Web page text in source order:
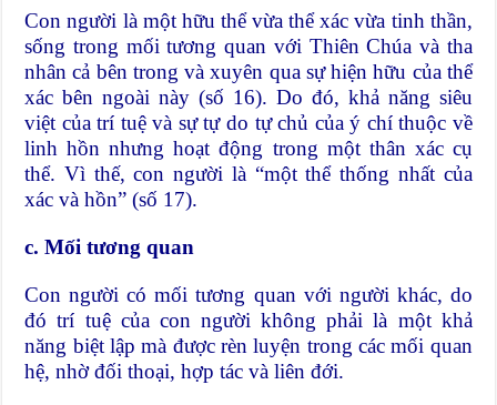
Con người là một hữu thể vừa thể xác vừa tinh thần,
sống trong mối tương quan với Thiên Chúa và tha
nhân cả bên trong và xuyên qua sự hiện hữu của thể
xác bên ngoài này (số 16). Do đó, khả năng siêu
việt của trí tuệ và sự tự do tự chủ của ý chí thuộc về
linh hồn nhưng hoạt động trong một thân xác cụ
thể. Vì thế, con người là “một thể thống nhất của
xác và hồn” (số 17).
c. Mối tương quan
Con người có mối tương quan với người khác, do
đó trí tuệ của con người không phải là một khả
năng biệt lập mà được rèn luyện trong các mối quan
hệ, nhờ đối thoại, hợp tác và liên đới.